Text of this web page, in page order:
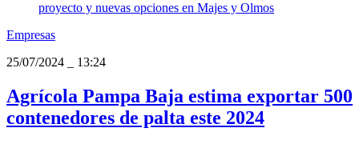
Empresas
25/07/2024
13:24
Agrícola Pampa Baja estima exportar 500
contenedores de palta este 2024